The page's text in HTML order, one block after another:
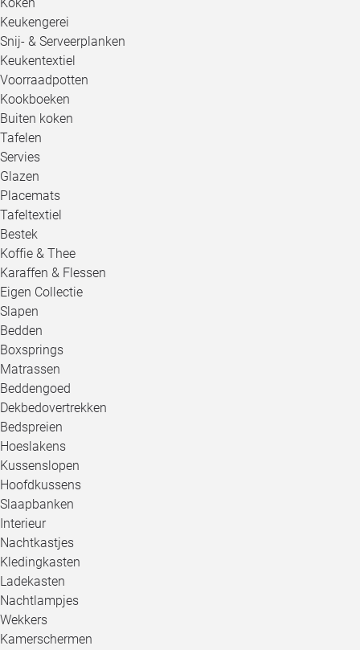
Keukengerei
Snij- & Serveerplanken
Keukentextiel
Voorraadpotten
Kookboeken
Buiten koken
Tafelen
Servies
Glazen
Placemats
Tafeltextiel
Bestek
Koffie & Thee
Karaffen & Flessen
Eigen Collectie
Slapen
Bedden
Boxsprings
Matrassen
Beddengoed
Dekbedovertrekken
Bedspreien
Hoeslakens
Kussenslopen
Hoofdkussens
Slaapbanken
Interieur
Nachtkastjes
Kledingkasten
Ladekasten
Nachtlampjes
Wekkers
Kamerschermen